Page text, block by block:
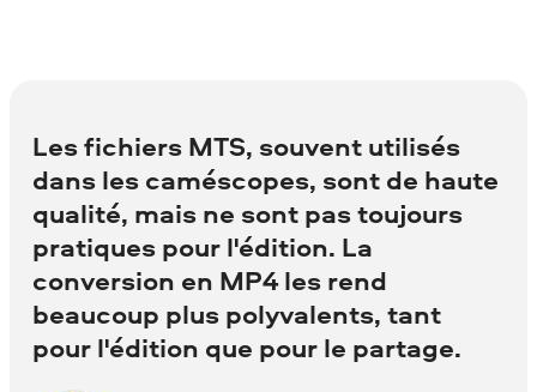
Les fichiers MTS, souvent utilisés
dans les caméscopes, sont de haute
qualité, mais ne sont pas toujours
pratiques pour l'édition. La
conversion en MP4 les rend
beaucoup plus polyvalents, tant
pour l'édition que pour le partage.